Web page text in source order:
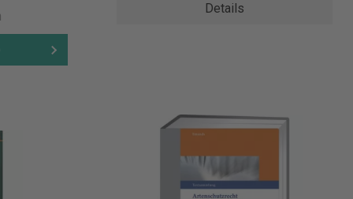
behält. Für wirksame, wirtschaftliche und
Grundlagen Informationen zu Gesetzen,
technischen Regelwerken, Richtlinien,
Rechtsfragen und
Grundsatzentscheidungen Mitteilungen
des ITVA zu aktuellen Herausforderungen
Details